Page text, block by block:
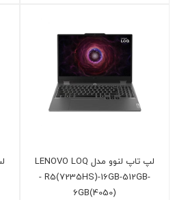
لپ تاپ لنوو مدل LENOVO LOQ
- R5(7235HS)-16GB-512GB-
6GB(4050)